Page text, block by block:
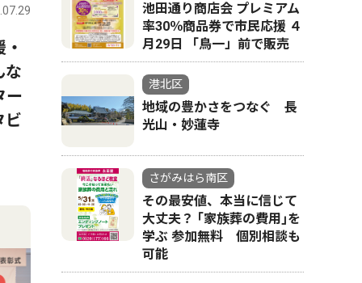
な
ー
ビ
池田通り商店会 プレミアム
率30％商品券で市民応援 ４
月29日 「鳥一」前で販売
港北区
地域の豊かさをつなぐ 長
光山・妙蓮寺
さがみはら南区
その最安値、本当に信じて
大丈夫？ ｢家族葬の費用｣を
学ぶ 参加無料 個別相談も
可能